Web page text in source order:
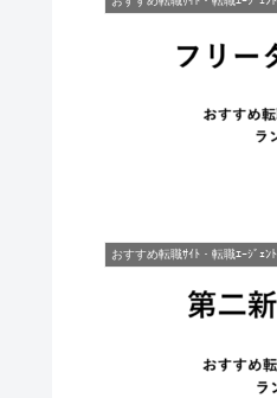
おすすめ転職ｻｲﾄ・転職ｴｰｼﾞｪﾝﾄ